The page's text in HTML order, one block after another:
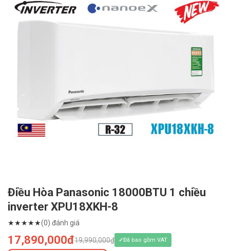
Điều Hòa Panasonic 18000BTU 1 chiều
inverter XPU18XKH-8
★★★★★(0) đánh giá
17,890,000đ19,990,000₫ Đã bao gồm VAT